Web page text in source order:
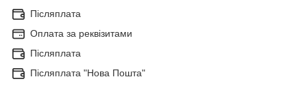
Післяплата
Оплата за реквізитами
Післяплата
Післяплата "Нова Пошта"